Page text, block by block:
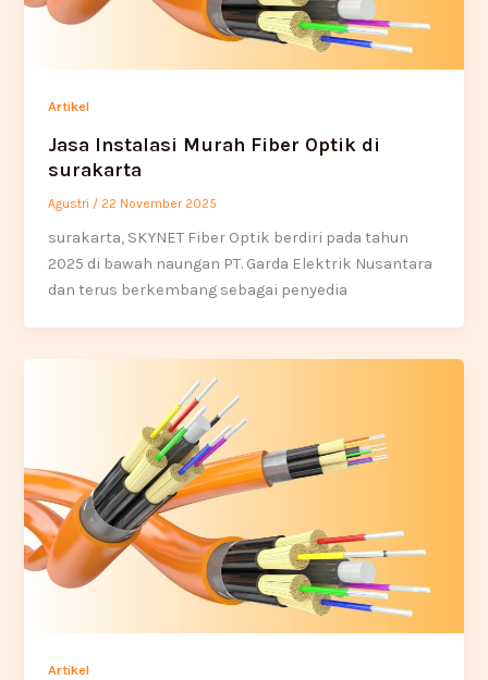
Artikel
Jasa Instalasi Murah Fiber Optik di
surakarta
Agustri / 22 November 2025
surakarta, SKYNET Fiber Optik berdiri pada tahun
2025 di bawah naungan PT. Garda Elektrik Nusantara
dan terus berkembang sebagai penyedia
Artikel